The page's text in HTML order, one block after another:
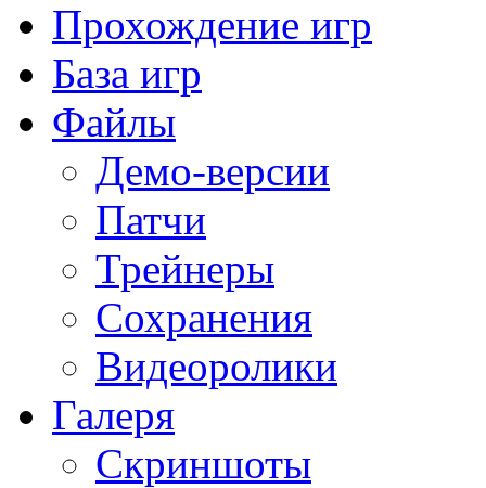
Прохождение игр
База игр
Файлы
Демо-версии
Патчи
Трейнеры
Сохранения
Видеоролики
Галеря
Скриншоты